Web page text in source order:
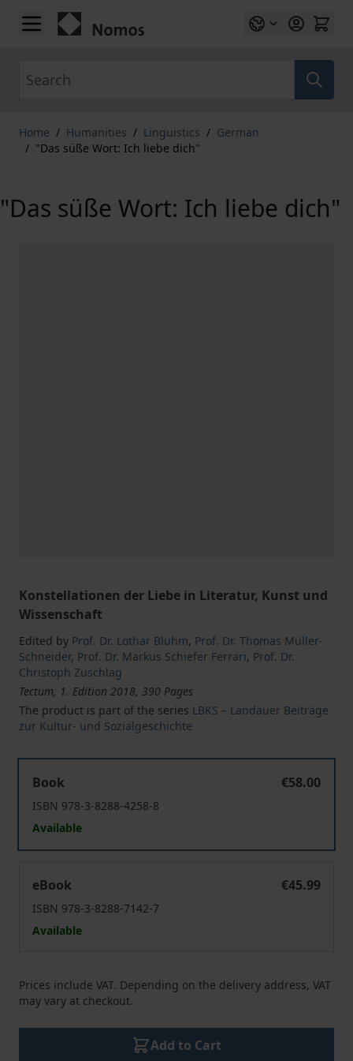
Skip to Content
Home / Humanities / Linguistics / German
/ "Das süße Wort: Ich liebe dich"
"Das süße Wort: Ich liebe dich"
Konstellationen der Liebe in Literatur, Kunst und
Wissenschaft
Edited by Prof. Dr. Lothar Bluhm, Prof. Dr. Thomas Müller-
Schneider, Prof. Dr. Markus Schiefer Ferrari, Prof. Dr.
Christoph Zuschlag
Tectum, 1. Edition 2018, 390 Pages
The product is part of the series LBKS – Landauer Beiträge
zur Kultur- und Sozialgeschichte
Book
€58.00
ISBN 978-3-8288-4258-8
Available
eBook
€45.99
ISBN 978-3-8288-7142-7
Available
Prices include VAT. Depending on the delivery address, VAT
may vary at checkout.
Add to Cart